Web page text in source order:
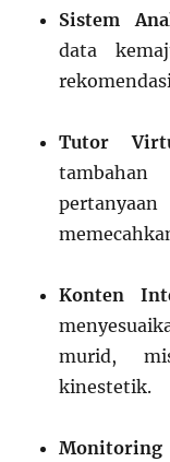
Sistem
data
Tutor
tambahan
Konten
murid,
kinestetik.